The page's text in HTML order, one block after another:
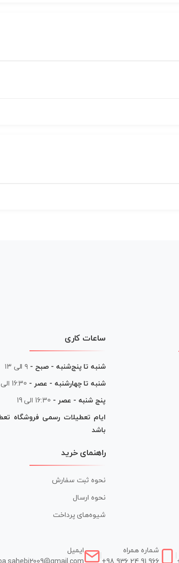
ساعات کاری
شنبه تا پنج‌شنبه - صبح - ۹ الی ۱۳
شنبه تا چهارشنبه - عصر - 16:30 الی 20
پنج شنبه - عصر - 16:30 الی 19
ایام تعطیلات رسمی فروشگاه
باشد
راهنمای خرید
نحوه ثبت سفارش
نحوه ارسال
شیوه‌های پرداخت
شماره همراه
ایمیل